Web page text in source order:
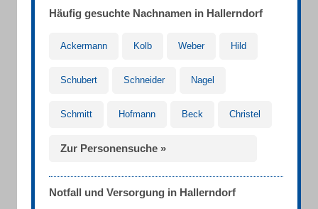
Häufig gesuchte Nachnamen in Hallerndorf
Ackermann Kolb Weber Hild
Schubert Schneider Nagel
Schmitt Hofmann Beck Christel
Zur Personensuche »
Notfall und Versorgung in Hallerndorf